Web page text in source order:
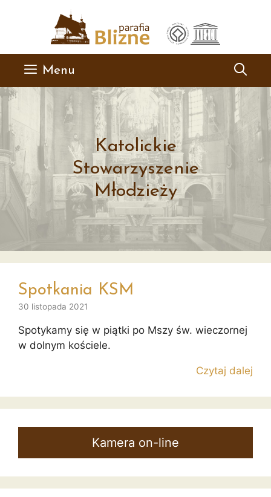
Menu
Katolickie
Stowarzyszenie
Młodzieży
Spotkania KSM
30 listopada 2021
Spotykamy się w piątki po Mszy św. wieczornej
w dolnym kościele.
Czytaj dalej
Kamera on-line